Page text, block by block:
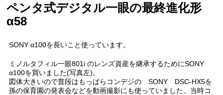
ペンタ式デジタル一眼の最終進化形
α58
SONY α100を長いこと使っています。
ミノルタフィル一眼801i のレンズ資産を継承するためにSONY
α100を買いました(写真左)。
図体大きいので普段はもっぱらコンデジの SONY DSC-HX5を
孫の保育園の発表会などを動画撮影にも使っていました。当時コ